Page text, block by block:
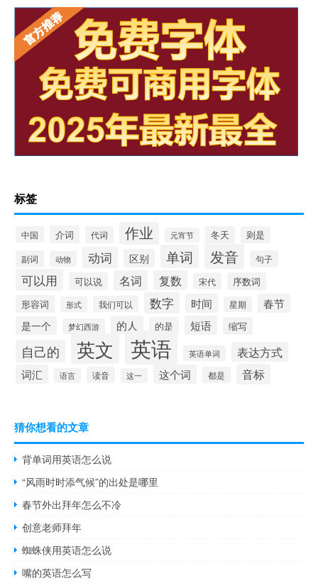
标签
中国 介词 代词 作业 元宵节 冬天
则是
副词
动物 动词 区别 单词 发音 句子
可以用 可以说 名词 复数 宋代
序数词
形容词
形式 我们可以 数字 时间 星期 春节
是一个 梦幻西游 的人 的是 短语 缩写
自己的 英文 英语 英语单词 表达方式
词汇 语言 读音 这一 这个词 都是 音标
猜你想看的文章
背单词用英语怎么说
“风雨时时添气候”的出处是哪里
春节外出拜年怎么不冷
创意老师拜年
蜘蛛侠用英语怎么说
嘴的英语怎么写